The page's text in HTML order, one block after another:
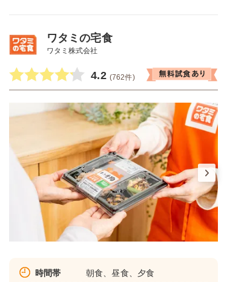
ワタミの宅食
ワタミ株式会社
4.2 (762件)
時間帯 朝食、昼食、夕食